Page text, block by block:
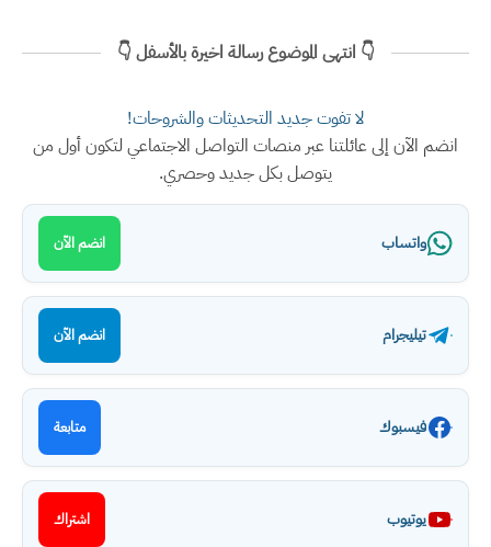
👇 انتهى الموضوع رسالة اخيرة بالأسفل 👇
لا تفوت جديد التحديثات والشروحات!
انضم الآن إلى عائلتنا عبر منصات التواصل الاجتماعي لتكون أول من
يتوصل بكل جديد وحصري.
واتساب انضم الآن
تيليجرام انضم الآن
فيسبوك متابعة
يوتيوب اشتراك